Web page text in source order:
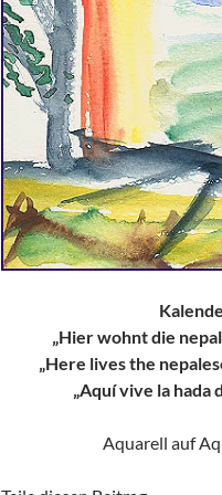
„Hier wohnt die
„Here lives the
„Aquí vive la hada
Aquarell auf